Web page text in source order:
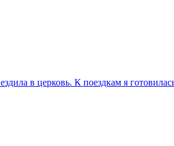
в церковь. К поездкам я